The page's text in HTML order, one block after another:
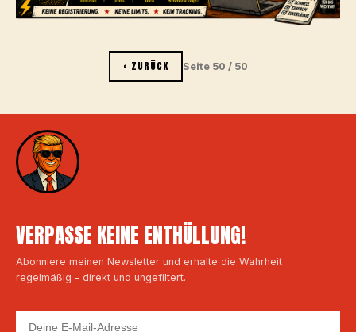
‹ ZURÜCK Seite 50 / 50
VERPASSE KEINE ENTHÜLLUNG!
Abonniere meinen Newsletter und erhalte die Wahrheit
regelmäßig – direkt und ungefiltert.